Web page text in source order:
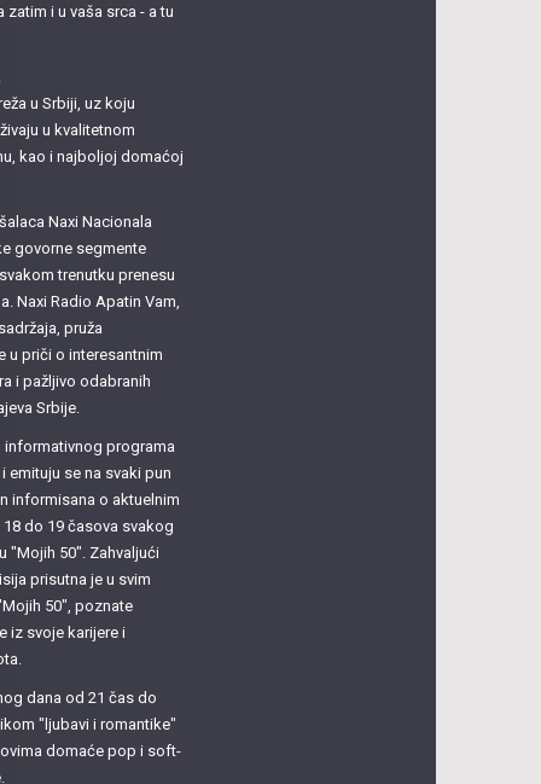
i u vaša srca - a tu
u Srbiji, uz koju
u kvalitetnom
kao i najboljoj domaćoj
Naxi Nacionala
govorne segmente
trenutku prenesu
Naxi Radio Apatin Vam,
pruža
u priči o interesantnim
i pažljivo odabranih
Srbije.
informativnog programa
emituju se na svaki pun
informisana o aktuelnim
do 19 časova svakog
"Mojih 50". Zahvaljući
prisutna je u svim
50", poznate
iz svoje karijere i
dana od 21 čas do
"ljubavi i romantike"
domaće pop i soft-